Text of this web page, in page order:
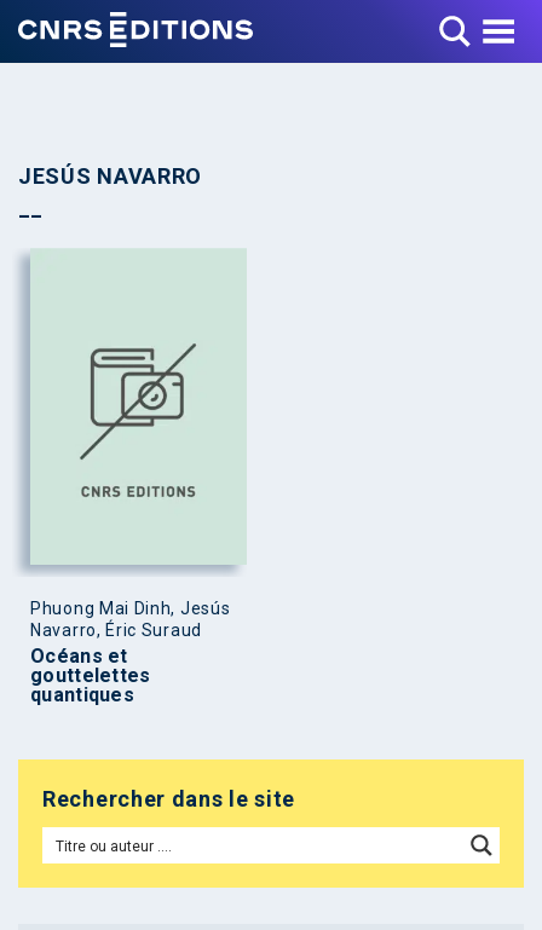
Toggle Menu
JESÚS NAVARRO
Phuong Mai Dinh, Jesús
Navarro, Éric Suraud
Océans et
gouttelettes
quantiques
Rechercher dans le site